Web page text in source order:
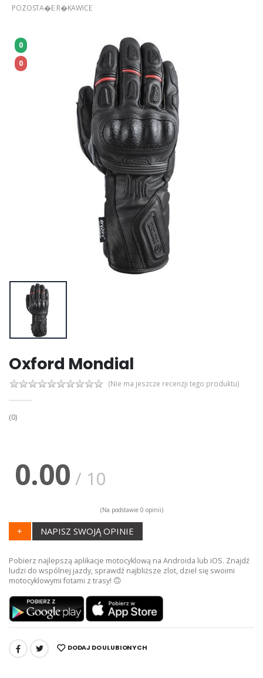
POZOSTA�E R�KAWICE
0
0
Oxford Mondial
(Nie ma jeszcze recenzji tego produktu)
(0)
0.00 / 10
(Na podstawie 0 opinii)
+ NAPISZ SWOJĄ OPINIE
Pobierz najlepszą aplikacje motocyklową na Androida lub iOS. Znajdź
ludzi do wspólnej jazdy, sprawdź najbliższe zlot, dziel się swoimi
motocyklowymi fotami z trasy! 🙃
UDOSTĘPNIJ: DODAJ DO ULUBIONYCH